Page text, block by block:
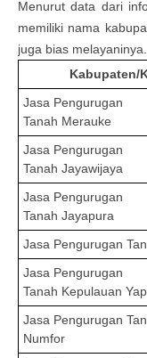
Menurut data dari
memiliki nama
juga bias melayaninya.
Kabupaten/
Jasa Pengurugan
Tanah Merauke
Jasa Pengurugan
Tanah Jayawijaya
Jasa Pengurugan
Tanah Jayapura
Jasa Pengurugan
Jasa Pengurugan
Tanah Kepulauan
Jasa Pengurugan
Numfor